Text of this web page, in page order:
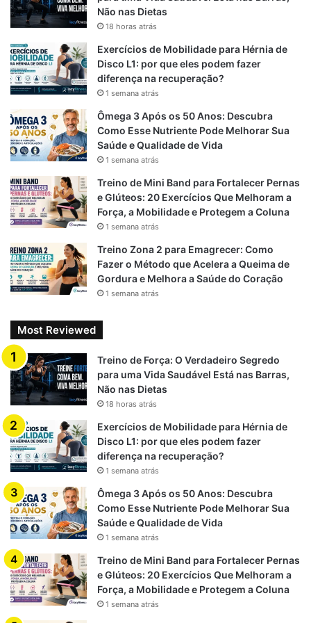
Viral para Emagrecimento
O protocolo 12-3-30 ganhou popularidade nas redes
sociais por sua simplicidade e eficácia. Consiste em
caminhar na esteira com uma inclinação de 12%, a uma
velocidade de 3 milhas por hora (aproximadamente 4,8
km/h), durante 30 minutos.
Benefícios do 12-3-30
Queima de Calorias: A combinação de inclinação e
velocidade moderada aumenta o gasto calórico
Fortalecimento Muscular: Ativa intensamente os
Melhoria Cardiovascular: Eleva a frequência
cardíaca, promovendo benefícios ao sistema
cardiovascular.
diferentes níveis de condicionamento físico.
Dicas para Maximizar os
Resultados na Esteira Inclinada
1. Varie os Treinos
Alternar entre diferentes níveis de inclinação e velocidade
evita a adaptação do corpo, promovendo progressos
contínuos: Esteira Inclinada
2. Combine com Treinos de Força
Integrar exercícios de fortalecimento muscular, como
agachamentos e levantamento terra, potencializa os
resultados e melhora a composição corporal.
Não nas Dietas
18 horas atrás
Exercícios de Mobilidade para Hérnia de
Disco L1: por que eles podem fazer
diferença na recuperação?
1 semana atrás
Ômega 3 Após os 50 Anos: Descubra
Como Esse Nutriente Pode Melhorar Sua
Saúde e Qualidade de Vida
1 semana atrás
Treino de Mini Band para Fortalecer Pernas
e Glúteos: 20 Exercícios Que Melhoram a
Força, a Mobilidade e Protegem a Coluna
1 semana atrás
Treino Zona 2 para Emagrecer: Como
Fazer o Método que Acelera a Queima de
Gordura e Melhora a Saúde do Coração
1 semana atrás
Most Reviewed
Treino de Força: O Verdadeiro Segredo
para uma Vida Saudável Está nas Barras,
Não nas Dietas
18 horas atrás
Exercícios de Mobilidade para Hérnia de
Disco L1: por que eles podem fazer
diferença na recuperação?
1 semana atrás
Ômega 3 Após os 50 Anos: Descubra
Como Esse Nutriente Pode Melhorar Sua
Saúde e Qualidade de Vida
1 semana atrás
Treino de Mini Band para Fortalecer Pernas
e Glúteos: 20 Exercícios Que Melhoram a
Força, a Mobilidade e Protegem a Coluna
1 semana atrás